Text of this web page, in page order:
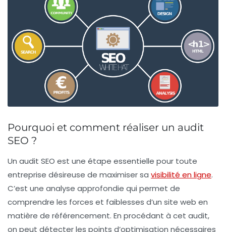
Pourquoi et comment réaliser un audit
SEO ?
Un audit SEO est une étape essentielle pour toute
entreprise désireuse de maximiser sa visibilité en ligne.
C’est une analyse approfondie qui permet de
comprendre les forces et faiblesses d’un site web en
matière de référencement. En procédant à cet audit,
on peut détecter les points d’optimisation nécessaires